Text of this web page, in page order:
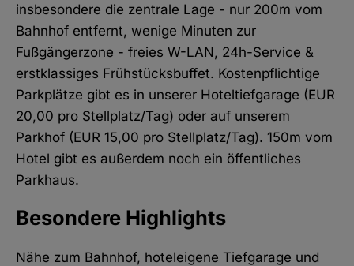
insbesondere die zentrale Lage - nur 200m vom
Bahnhof entfernt, wenige Minuten zur
Fußgängerzone - freies W-LAN, 24h-Service &
erstklassiges Frühstücksbuffet. Kostenpflichtige
Parkplätze gibt es in unserer Hoteltiefgarage (EUR
20,00 pro Stellplatz/Tag) oder auf unserem
Parkhof (EUR 15,00 pro Stellplatz/Tag). 150m vom
Hotel gibt es außerdem noch ein öffentliches
Parkhaus.
Besondere Highlights
Nähe zum Bahnhof, hoteleigene Tiefgarage und